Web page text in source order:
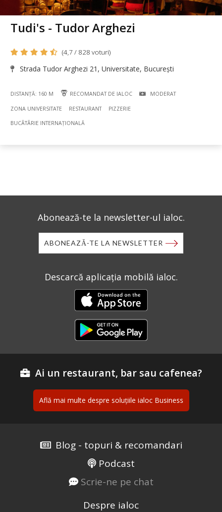
Tudi's - Tudor Arghezi
(4,7 / 828 voturi)
Strada Tudor Arghezi 21, Universitate, București
DISTANȚĂ: 160 M RECOMANDAT DE IALOC MODERAT
ZONA UNIVERSITATE RESTAURANT PIZZERIE
BUCÃTÃRIE INTERNAȚIONALĂ
Abonează-te la newsletter-ul ialoc.
ABONEAZĂ-TE LA NEWSLETTER
Descarcă aplicația mobilă ialoc.
Ai un restaurant, bar sau cafenea?
Află mai multe despre soluțiile ialoc Business
Blog - topuri & recomandari
Podcast
Scrie-ne pe chat
Despre ialoc